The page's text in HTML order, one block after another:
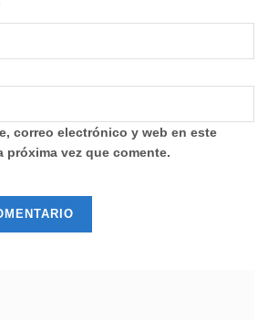
correo electrónico y web en este
próxima vez que comente.